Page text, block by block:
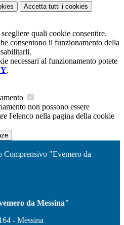
Accetta tutti i cookies
quali cookie consentire.
consentono il funzionamento della
necessari al funzionamento potete
.
non possono essere
l'elenco nella pagina della cookie
Comprensivo "Evemero da
da Messina"
- Messina